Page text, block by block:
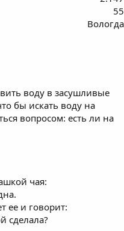
55
Вологда
воду в засушливые
бы искать воду на
вопросом: есть ли на
чая:
ее и говорит:
сделала?